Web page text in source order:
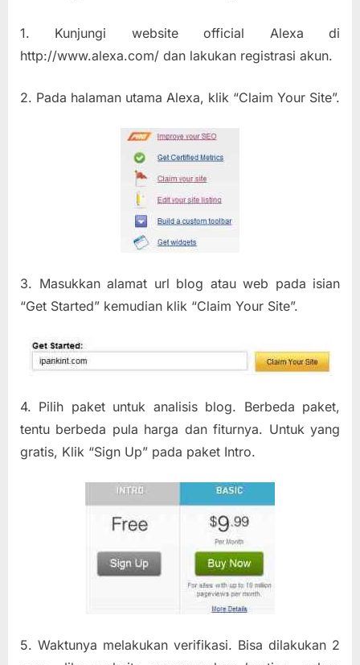
1. Kunjungi website official Alexa di
http://www.alexa.com/ dan lakukan registrasi akun.
2. Pada halaman utama Alexa, klik “Claim Your Site”.
3. Masukkan alamat url blog atau web pada isian
“Get Started” kemudian klik “Claim Your Site”.
4. Pilih paket untuk analisis blog. Berbeda paket,
tentu berbeda pula harga dan fiturnya. Untuk yang
gratis, Klik “Sign Up” pada paket Intro.
5. Waktunya melakukan verifikasi. Bisa dilakukan 2